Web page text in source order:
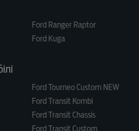
Ford Ranger Raptor
Ford Kuga
Ford Tourneo Custom NEW
Ford Transit Kombi
Ford Transit Chassis
Ford Transit Custom